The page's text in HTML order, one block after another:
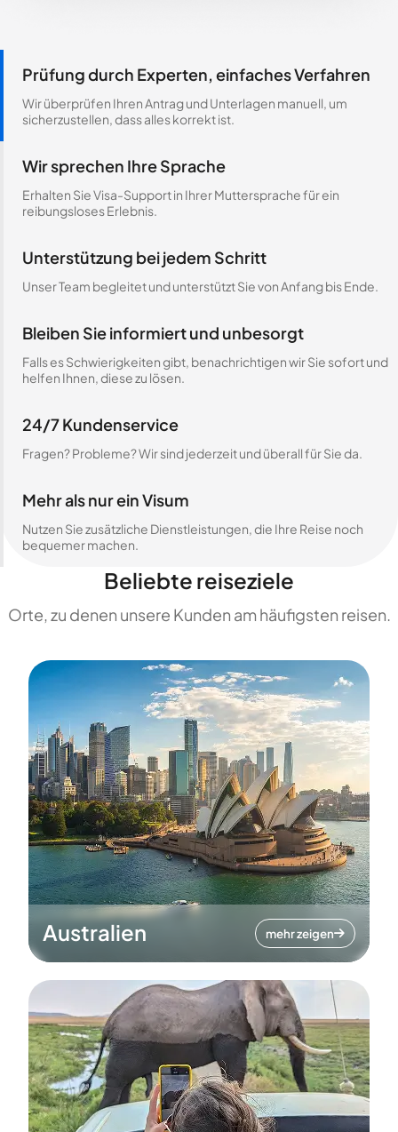
Prüfung durch Experten, einfaches Verfahren
Wir überprüfen Ihren Antrag und Unterlagen manuell, um
sicherzustellen, dass alles korrekt ist.
Wir sprechen Ihre Sprache
Erhalten Sie Visa-Support in Ihrer Muttersprache für ein
reibungsloses Erlebnis.
Unterstützung bei jedem Schritt
Unser Team begleitet und unterstützt Sie von Anfang bis Ende.
Bleiben Sie informiert und unbesorgt
Falls es Schwierigkeiten gibt, benachrichtigen wir Sie sofort und
helfen Ihnen, diese zu lösen.
24/7 Kundenservice
Fragen? Probleme? Wir sind jederzeit und überall für Sie da.
Mehr als nur ein Visum
Nutzen Sie zusätzliche Dienstleistungen, die Ihre Reise noch
bequemer machen.
Beliebte reiseziele
Orte, zu denen unsere Kunden am häufigsten reisen.
Australien mehr zeigen